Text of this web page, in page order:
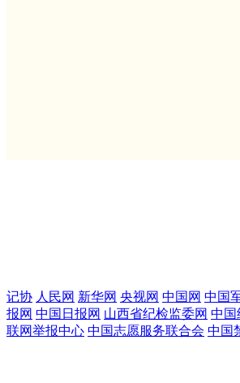
记协 人民网 新华网 央视网 中国网 中国
报网 中国日报网 山西省纪检监委网 中国
联网举报中心 中国志愿服务联合会 中国